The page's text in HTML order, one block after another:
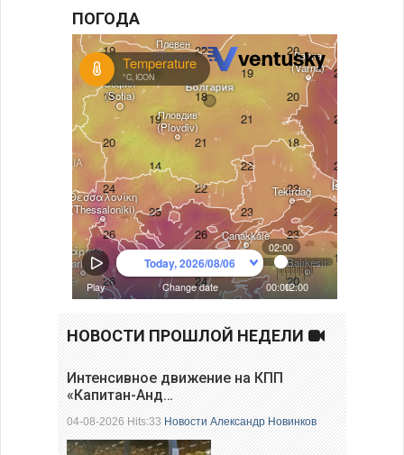
ПОГОДА
НОВОСТИ ПРОШЛОЙ НЕДЕЛИ
Интенсивное движение на КПП
«Капитан-Анд…
04-08-2026 Hits:33Новости Александр Новинков